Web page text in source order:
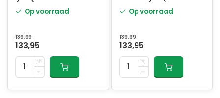
(MS) 2x11 speed -
zwart
Op voorraad
139,99
133,95
R8000 (MT) 2x11
speed - zwart
Op voorraad
139,99
133,95